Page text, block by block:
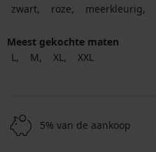
zwart
roze meerkleurig
Meest gekochte maten
L
M XL XXL
5% van de aankoop